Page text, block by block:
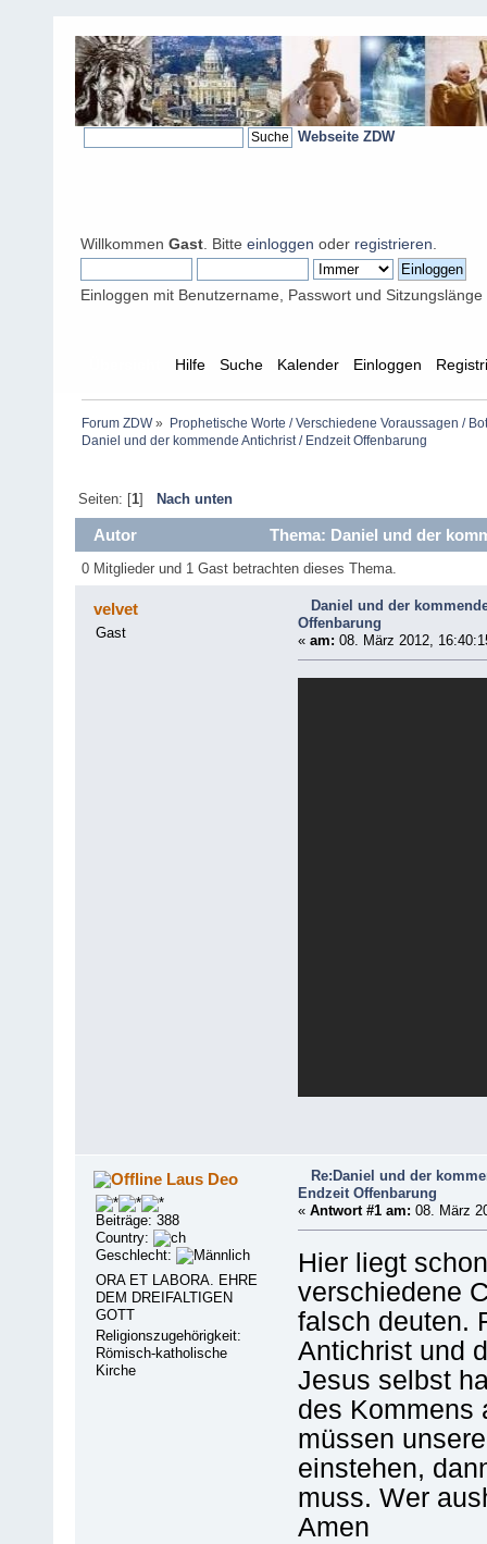
Webseite ZDW
Willkommen Gast . Bitte einloggen oder registrieren
Einloggen mit Benutzername, Passwort und Sitzungslänge
Hilfe Suche Kalender Einloggen
Forum ZDW»
Prophetische Worte / Verschiedene Voraussagen /
Daniel und der kommende Antichrist / Endzeit Offenbarung
Seiten: [1] Nach unten
Autor Thema: Daniel und der
0 Mitglieder und 1 Gast betrachten dieses Thema.
velvet
Gast
Daniel und der
Offenbarung
« am: 08. März 2012,
Laus Deo
Beiträge: 388
Country:
Geschlecht:
ORA ET LABORA. EHRE
DEM DREIFALTIGEN
GOTT
Religionszugehörigkeit:
Römisch-katholische
Kirche
Re:Daniel und der
Endzeit Offenbarung
« Antwort #1 am: 08. März
Hier liegt
verschiedene
falsch deuten.
Antichrist und
Jesus selbst
des Kommens
müssen
einstehen,
muss. Wer
Amen